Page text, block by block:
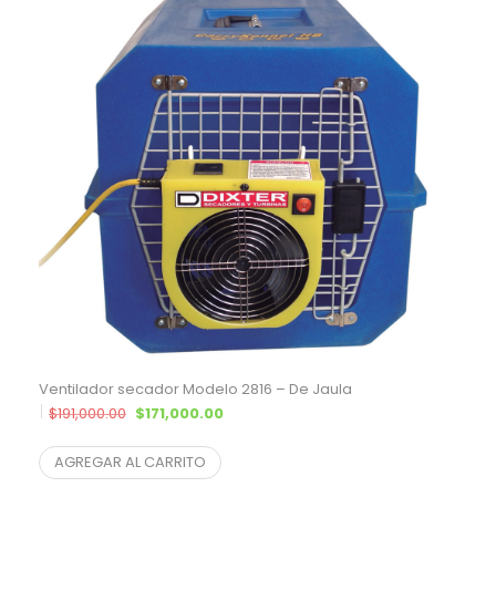
Ventilador secador Modelo 2816 – De Jaula
$191,000.00 El precio original era: $191,000.00.
$171,000.00
AGREGAR AL CARRITO